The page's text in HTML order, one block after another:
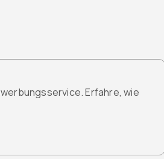
Erfahre, wie